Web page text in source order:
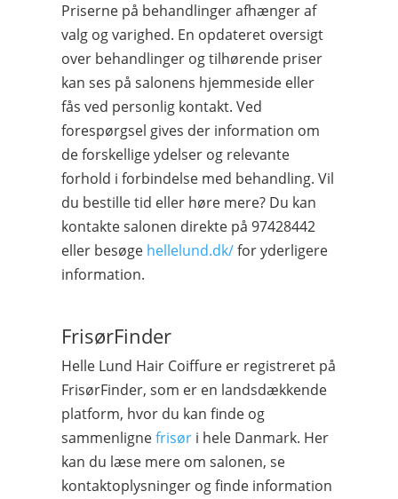
Priserne på behandlinger afhænger af
valg og varighed. En opdateret oversigt
over behandlinger og tilhørende priser
kan ses på salonens hjemmeside eller
fås ved personlig kontakt. Ved
forespørgsel gives der information om
de forskellige ydelser og relevante
forhold i forbindelse med behandling. Vil
du bestille tid eller høre mere? Du kan
kontakte salonen direkte på 97428442
eller besøge hellelund.dk/for yderligere
information.
FrisørFinder
Helle Lund Hair Coiffure er registreret på
FrisørFinder, som er en landsdækkende
platform, hvor du kan finde og
sammenlignefrisøri hele Danmark. Her
kan du læse mere om salonen, se
kontaktoplysninger og finde information